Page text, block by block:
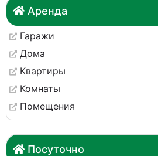
Аренда
Гаражи
Дома
Квартиры
Комнаты
Помещения
Посуточно